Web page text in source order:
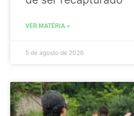
VER MATÉRIA »
5 de agosto de 2026